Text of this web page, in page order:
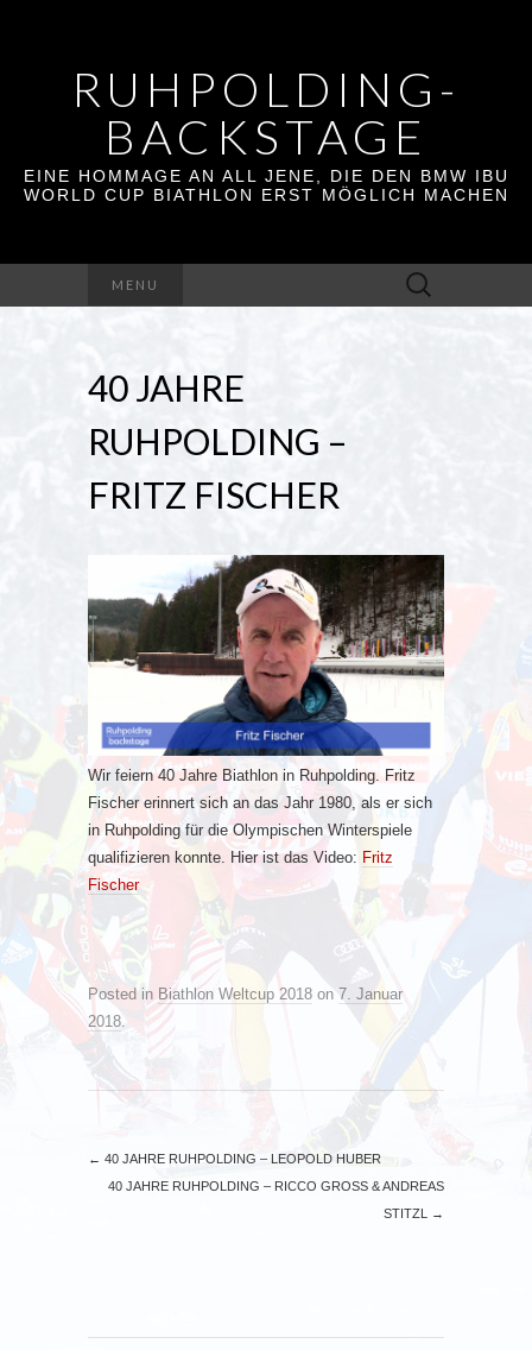
RUHPOLDING-
BACKSTAGE
EINE HOMMAGE AN ALL JENE, DIE DEN BMW IBU
WORLD CUP BIATHLON ERST MÖGLICH MACHEN
MENU
Suchen
nach:
40 JAHRE
RUHPOLDING –
FRITZ FISCHER
Wir feiern 40 Jahre Biathlon in Ruhpolding. Fritz
Fischer erinnert sich an das Jahr 1980, als er sich
in Ruhpolding für die Olympischen Winterspiele
qualifizieren konnte. Hier ist das Video: Fritz
Fischer
Posted in Biathlon Weltcup 2018 on 7. Januar
2018
← 40 JAHRE RUHPOLDING – LEOPOLD HUBER
40 JAHRE RUHPOLDING – RICCO GROSS & ANDREAS
STITZL
→